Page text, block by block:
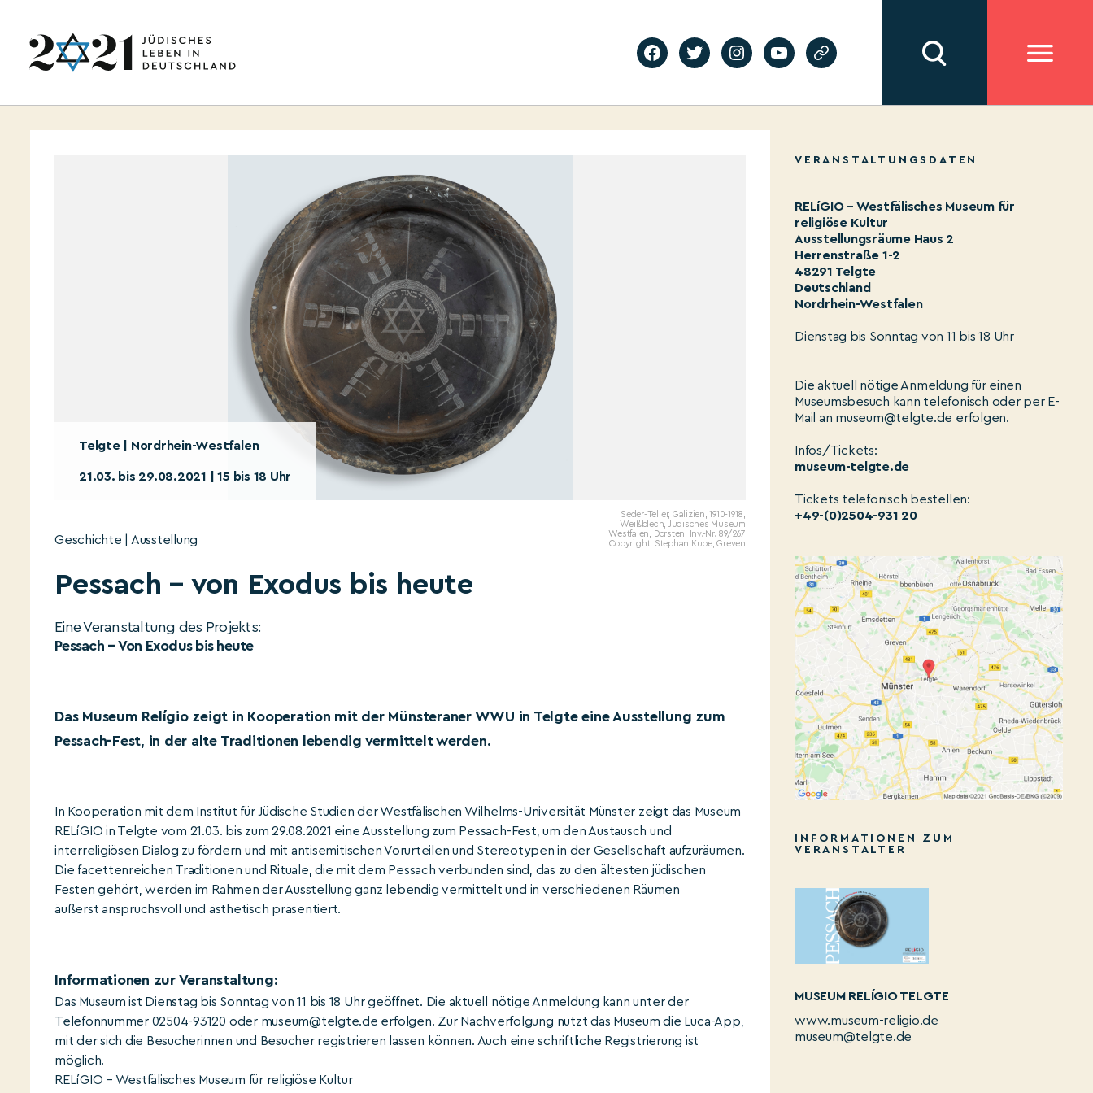
Telgte | Nordrhein-Westfalen
21.03. bis 29.08.2021 | 15 bis 18 Uhr
Seder-Teller, Galizien, 1910-1918,
Weißblech, Jüdisches Museum
Westfalen, Dorsten, Inv.-Nr. 89/267
Copyright: Stephan Kube, Greven
Geschichte | Ausstellung
Pessach – von Exodus bis heute
Eine Veranstaltung des Projekts:
Pessach – Von Exodus bis heute
Das Museum Relígio zeigt in Kooperation mit der Münsteraner WWU in Telgte eine Ausstellung zum
Pessach-Fest, in der alte Traditionen lebendig vermittelt werden.
In Kooperation mit dem Institut für Jüdische Studien der Westfälischen Wilhelms-Universität Münster zeigt das Museum
RELíGIO in Telgte vom 21.03. bis zum 29.08.2021 eine Ausstellung zum Pessach-Fest, um den Austausch und
interreligiösen Dialog zu fördern und mit antisemitischen Vorurteilen und Stereotypen in der Gesellschaft aufzuräumen.
Die facettenreichen Traditionen und Rituale, die mit dem Pessach verbunden sind, das zu den ältesten jüdischen
Festen gehört, werden im Rahmen der Ausstellung ganz lebendig vermittelt und in verschiedenen Räumen
äußerst anspruchsvoll und ästhetisch präsentiert.
Informationen zur Veranstaltung:
Das Museum ist Dienstag bis Sonntag von 11 bis 18 Uhr geöffnet. Die aktuell nötige Anmeldung kann unter der
Telefonnummer 02504-93120 oder museum@telgte.de erfolgen. Zur Nachverfolgung nutzt das Museum die Luca-App,
mit der sich die Besucherinnen und Besucher registrieren lassen können. Auch eine schriftliche Registrierung ist
möglich.
RELíGIO – Westfälisches Museum für religiöse Kultur
VERANSTALTUNGSDATEN
RELíGIO – Westfälisches Museum für
religiöse Kultur
Ausstellungsräume Haus 2
Herrenstraße 1-2
48291 Telgte
Deutschland
Nordrhein-Westfalen
Dienstag bis Sonntag von 11 bis 18 Uhr
Die aktuell nötige Anmeldung für einen
Museumsbesuch kann telefonisch oder per E-
Mail an museum@telgte.de erfolgen.
Infos/Tickets:
museum-telgte.de
Tickets telefonisch bestellen:
+49-(0)2504-931 20
INFORMATIONEN ZUM
VERANSTALTER
MUSEUM RELÍGIO TELGTE
www.museum-religio.de
museum@telgte.de